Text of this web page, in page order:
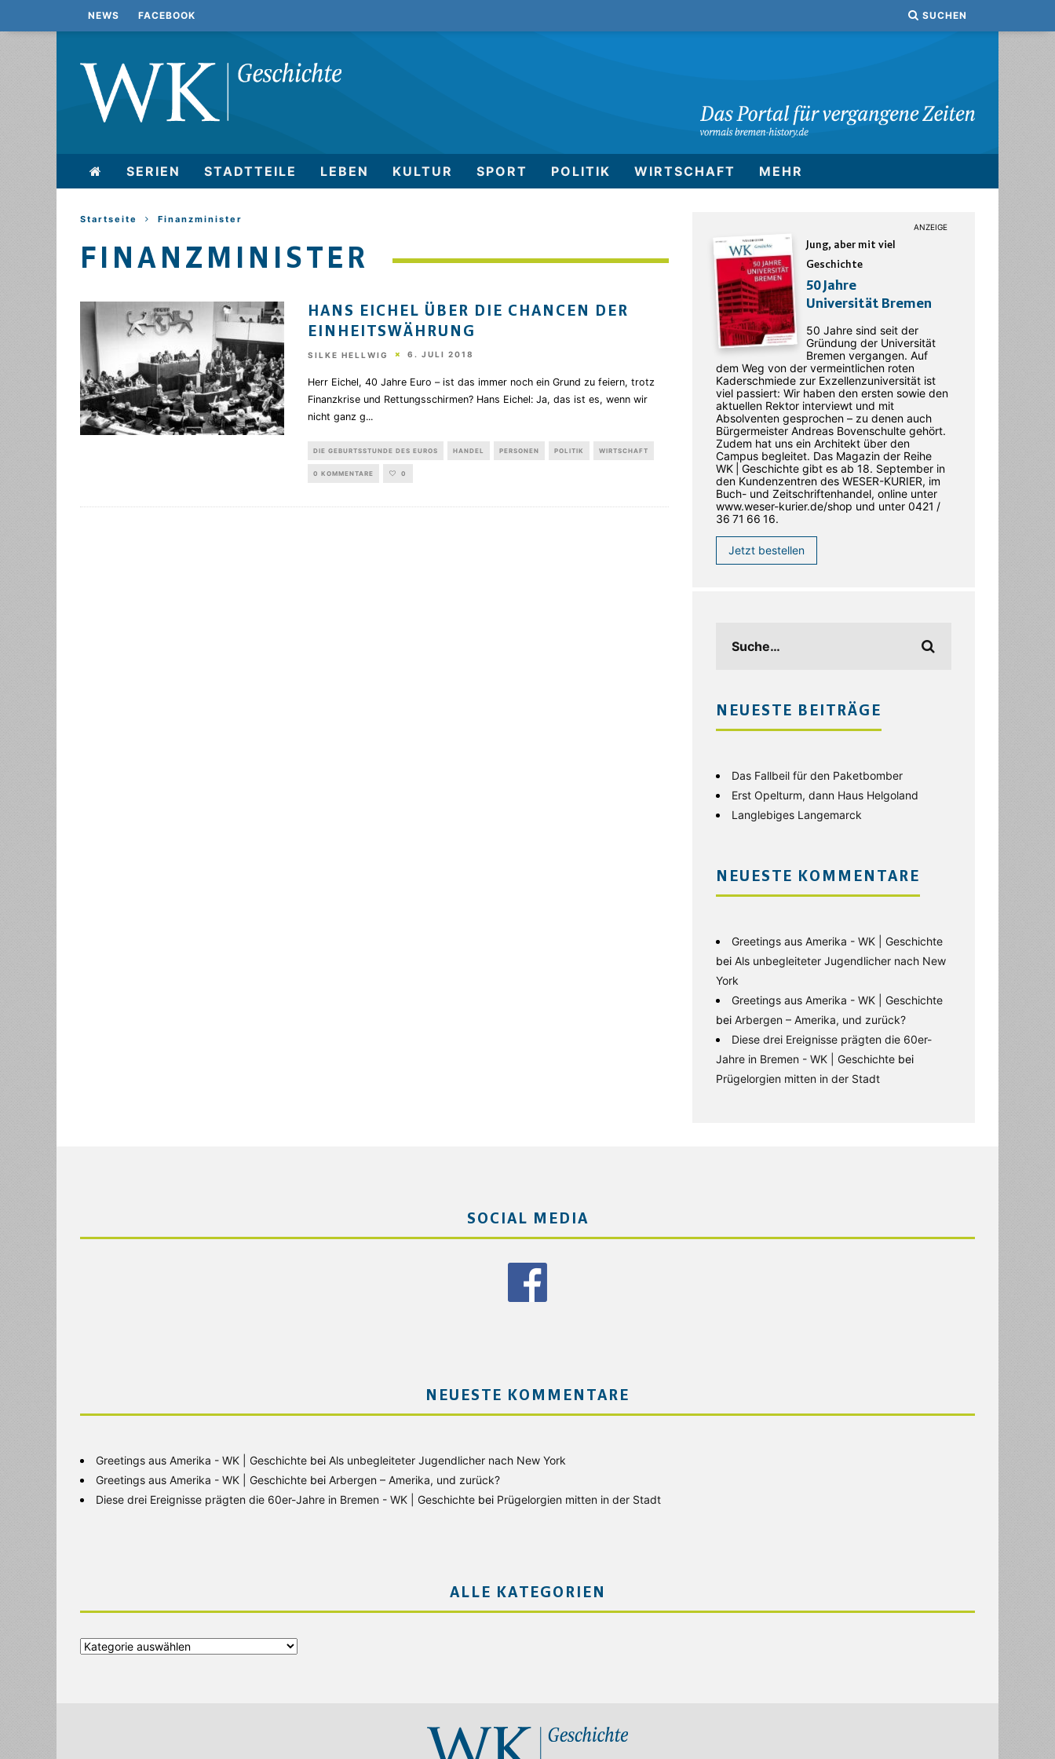
NEWS FACEBOOK SUCHEN
SERIEN STADTTEILE LEBEN KULTUR SPORT POLITIK WIRTSCHAFT MEHR
Startseite Finanzminister
FINANZMINISTER
HANS EICHEL ÜBER DIE CHANCEN DER
EINHEITSWÄHRUNG
SILKE HELLWIG 6. JULI 2018
Herr Eichel, 40 Jahre Euro – ist das immer noch ein Grund zu feiern, trotz
Finanzkrise und Rettungsschirmen? Hans Eichel: Ja, das ist es, wenn wir
nicht ganz g...
DIE GEBURTSSTUNDE DES EUROS HANDEL PERSONEN POLITIK WIRTSCHAFT
0 KOMMENTARE 0
Jung, aber mit viel
Geschichte
50 Jahre
Universität Bremen
50 Jahre sind seit der
Gründung der Universität
Bremen vergangen. Auf
dem Weg von der vermeintlichen roten
Kaderschmiede zur Exzellenzuniversität ist
viel passiert: Wir haben den ersten sowie den
aktuellen Rektor interviewt und mit
Absolventen gesprochen – zu denen auch
Bürgermeister Andreas Bovenschulte gehört.
Zudem hat uns ein Architekt über den
Campus begleitet. Das Magazin der Reihe
WK | Geschichte gibt es ab 18. September in
den ­Kundenzentren des WESER-­KURIER, im
Buch- und Zeitschriftenhandel, online unter
www.weser-kurier.de/shop und unter 0421 /
36 71 66 16.
Jetzt bestellen
NEUESTE BEITRÄGE
Das Fallbeil für den Paketbomber
Erst Opelturm, dann Haus Helgoland
Langlebiges Langemarck
NEUESTE KOMMENTARE
Greetings aus Amerika - WK | Geschichte
bei Als unbegleiteter Jugendlicher nach New
York
Greetings aus Amerika - WK | Geschichte
bei Arbergen – Amerika, und zurück?
Diese drei Ereignisse prägten die 60er-
Jahre in Bremen - WK | Geschichte bei
Prügelorgien mitten in der Stadt
SOCIAL MEDIA
NEUESTE KOMMENTARE
Greetings aus Amerika - WK | Geschichte bei Als unbegleiteter Jugendlicher nach New York
Greetings aus Amerika - WK | Geschichte bei Arbergen – Amerika, und zurück?
Diese drei Ereignisse prägten die 60er-Jahre in Bremen - WK | Geschichte bei Prügelorgien mitten in der Stadt
ALLE KATEGORIEN
Alle